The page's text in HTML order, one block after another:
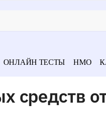
ОНЛАЙН ТЕСТЫ НМО
средств